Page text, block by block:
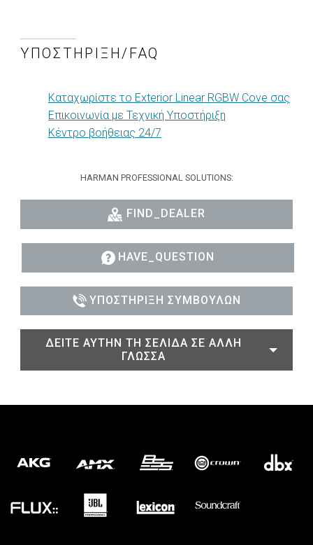
ΥΠΟΣΤΉΡΙΞΗ/FAQ
Καταχωρίστε το Exterior Linear RGBW Cove σας
Επικοινωνία με Τεχνική Υποστήριξη
Κέντρο βοήθειας 24/7
HARMAN PROFESSIONAL SOLUTIONS:
FIND_DEALER
HAVE_QUESTION
ΥΠΟΣΤΉΡΙΞΗ ΣΥΜΒΟΎΛΩΝ
ΔΕΊΤΕ ΑΥΤΉΝ ΤΗ ΣΕΛΊΔΑ ΣΕ ΆΛΛΗ
ΓΛΏΣΣΑ